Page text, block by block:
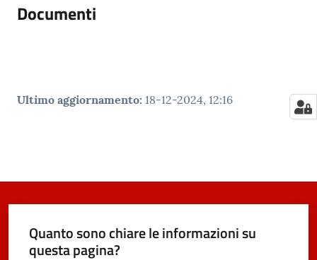
Documenti
Ultimo aggiornamento: 18-12-2024, 12:16
Quanto sono chiare le informazioni su
questa pagina?